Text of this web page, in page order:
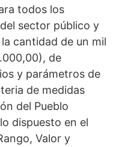
todos los
sector público y
cantidad de un mil
de
y parámetros de
de medidas
del Pueblo
dispuesto en el
Valor y